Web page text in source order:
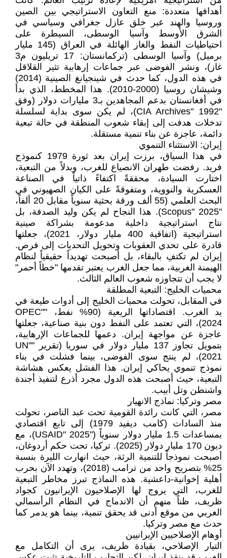
أهدافها متعددة: منع التعاون الاستراتيجي بين الصين
وروسيا والهند عبر خلق عازل جغرافي وسياسي في
الشرق الأوسط وآسيا الوسطى، السيطرة على
احتياطيات النفط والغاز الهائلة في العراق (145 مليار
برميل) وآسيا الوسطى (تركمانستان: 17 تريليون م3
غاز)، ونشر الفوضى عبر جماعات إرهابية تثير القلاقل
في هذه الدول، كما حدث في شينجيانغ الصينية (2014)
وشيشان روسيا (2000-2010). هذا المخطط، الذي بدأ
في أفغانستان بدعم المجاهدين بـ3 مليارات دولار (وفق
"CIA Archives" 1992)، لم يكن سوى بداية لسلسلة
تدخلات هدفت إلى إبقاء شعوب المنطقة في حالة تبعية
دائمة، عاجزة عن بناء تنمية مستقلة.
إيران: الاستثناء التنموي
في هذا السياق، برزت إيران بعد ثورة 1979 كنموذج
فريد. رفضت طهران الانصياع للغرب، وبدلاً من التبعية،
اختارت السيادة، محققةً اكتفاءً ذاتياً في الصناعة
العسكرية والنووية، ومتفوقةً على الكيان الصهيوني في
البحث العلمي (55 ألف ورقة بحثية سنوياً مقابل 20 ألفاً،
"Scopus" 2025). هذا النجاح لم يكن وليد الصدفة، بل
نتاج استراتيجية داخلية مدعومة بشراكة صينية
استراتيجية (اتفاقية 400 مليار دولار، 2021)، جعلتها
قادرة على تحدي العقوبات وتحويل التحديات إلى فرص.
إيران لم تكتفِ بالبقاء، بل أصبحت تهديداً حقيقياً لنظام
الهيمنة الغربية، مما جعل الغرب يعتبر تقدمها "خطاً أحمر"
لا يجب أن تتجاوزه شعوب العالم الثالث.
محميات الخليج: التبعية المطلقة
في المقابل، تحولت محميات الخليج إلى أدوات طيعة في
يد الغرب. اقتصاداتها الريعية (90% نفط، "OPEC"
2024)، التي تعتمد على النفط دون بنية صناعية، جعلتها
عاجزة عن مواجهة إيران. دعمها للجماعات الإرهابية،
بتمويل تجاوز 137 مليار دولار في سوريا (تقرير "UN"
2021)، لم ينتج سوى الفوضى، بينما فشلت في بناء
نموذج تنموي يحاكي إيران. هذا الفشل يعكس هشاشة
التبعية، حيث أصبحت هذه الدول مجرد أذرع لتنفيذ أجندة
واشنطن وتل أبيب.
مصر وتركيا: نماذج الانهيار
مصر، التي كانت رائدة القومية تحت عبد الناصر، تحولت
منذ السادات (كامب ديفيد 1979) إلى تابع اقتصادي
بمساعدات 1.5 مليار دولار سنوياً ("USAID" 2025)، مع
ديون 170 مليار دولار (2025). تركيا، تحت حكم أردوغان،
أصبحت نموذجاً للتنمية الرثة، حيث انهارت الليرة بنسبة
25% بتصريح واحد من ترامب (2018)، وتهدد الآن بحرب
أهلية إخوانية-داعشية. هذه النماذج تبرز مخاطر التبعية
للغرب، التي يروج لها الإصلاحيون الإيرانيون كجواد
ظريف، ظناً منهم أن الاندماج في النظام الرأسمالي
الغربي من موقع أدنى قد يحقق تنمية، بينما هو يدمر كما
حدث مع مصر وتركيا.
أوهام الإصلاحيين الإيرانيين
التيار الإصلاحي، بقيادة ظريف، يرى أن التكامل مع